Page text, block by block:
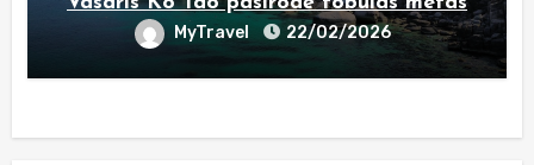
MyTravel 22/02/2026